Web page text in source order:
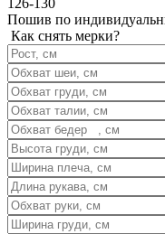
126-130
Пошив по
Как снять мерки?